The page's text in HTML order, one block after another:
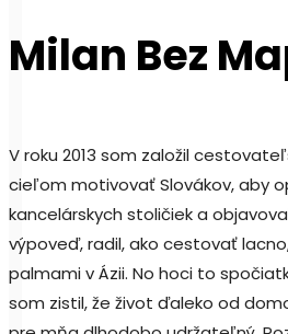
Milan Bez
V roku 2013 som založil
cieľom motivovať Slovákov, aby
kancelárskych stoličiek a
výpoveď, radil, ako cestovať
palmami v Ázii. No hoci to
som zistil, že život ďaleko od